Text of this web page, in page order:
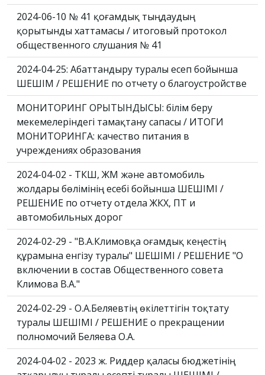
2024-06-10 № 41 қоғамдық тыңдаудың
қорытынды хаттамасы / итоговый протокол
общественного слушания № 41
2024-04-25: Абаттандыру туралы есеп бойынша
ШЕШІМ / РЕШЕНИЕ по отчету о благоустройстве
МОНИТОРИНГ ҚОРЫТЫНДЫСЫ: білім беру
мекемелеріндегі тамақтану сапасы / ИТОГИ
МОНИТОРИНГА: качество питания в
учреждениях образования
2024-04-02 - ТКШ, ЖМ және автомобиль
жолдары бөлімінің есебі бойынша ШЕШІМІ /
РЕШЕНИЕ по отчету отдела ЖКХ, ПТ и
автомобильных дорог
2024-02-29 - "В.А.Климовқа Қоғамдық кеңестің
құрамына енгізу туралы" ШЕШІМІ / РЕШЕНИЕ "О
включении в состав Общественного совета
Климова В.А."
2024-02-29 - О.А.Беляевтің өкілеттігін тоқтату
туралы ШЕШІМІ / РЕШЕНИЕ о прекращении
полномочий Беляева О.А.
2024-04-02 - 2023 ж. Риддер қаласы бюджетінің